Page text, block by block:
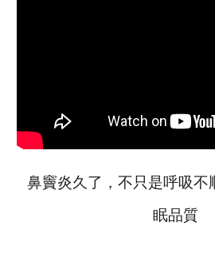
鼻竇炎久了，不只是呼吸
眠品質